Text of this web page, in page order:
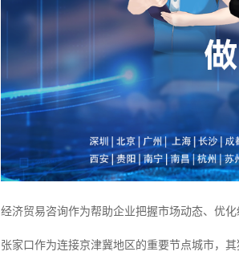
经济贸易咨询作为帮助企业把握市场动态、优
张家口作为连接京津冀地区的重要节点城市，